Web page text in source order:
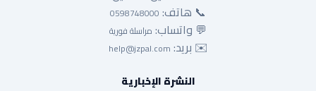
📞 هاتف: 0598748000
💬 واتساب: مراسلة فورية
✉️ بريد: help@jzpal.com
النشرة الإخبارية